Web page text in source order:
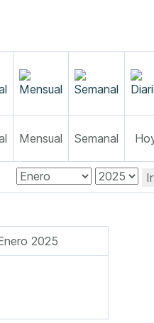
Mensual Semanal
2025